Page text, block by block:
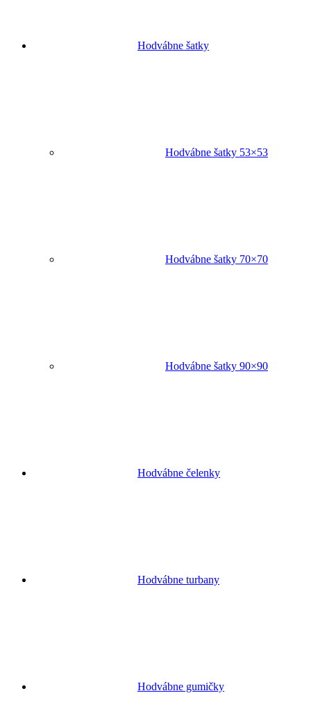
Hodvábne šatky
Hodvábne šatky 53×53
Hodvábne šatky 70×70
Hodvábne šatky 90×90
Hodvábne čelenky
Hodvábne turbany
Hodvábne gumičky